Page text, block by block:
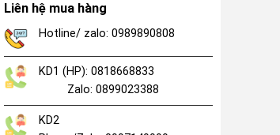
Liên hệ mua hàng
Hotline/ zalo: 0989890808
KD1 (HP): 0818668833
Zalo: 0899023388
KD2